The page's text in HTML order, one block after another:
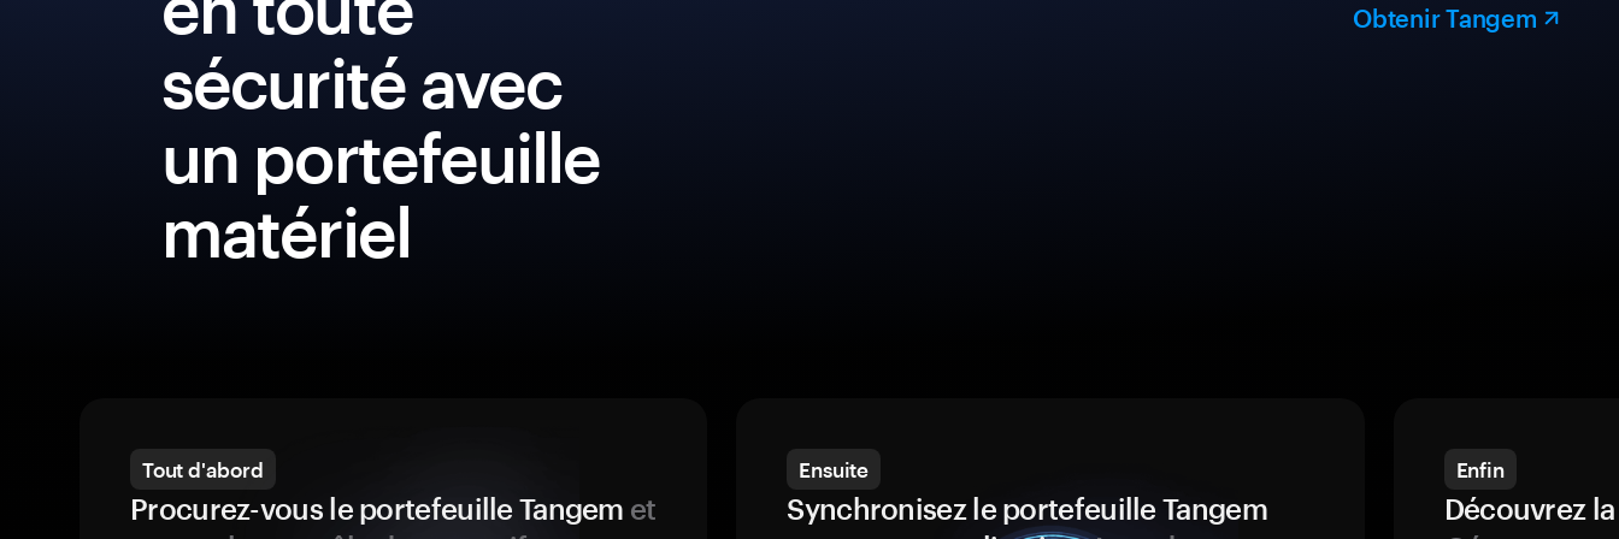
sécurité avec
un portefeuille
matériel
Obtenir Tangem
Tout d'abord
Procurez-vous le portefeuille Tangem et
Ensuite
Synchronisez le portefeuille Tangem
Enfin
Découvrez